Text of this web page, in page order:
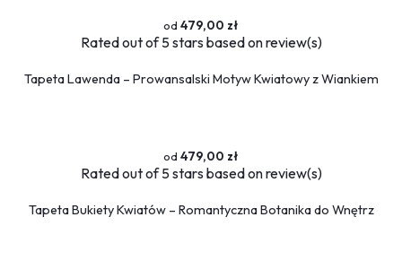
479,00 zł
Ratedout of 5 stars based onreview(s)
Tapeta Lawenda – Prowansalski Motyw Kwiatowy z Wiankiem
479,00 zł
Ratedout of 5 stars based onreview(s)
Tapeta Bukiety Kwiatów – Romantyczna Botanika do Wnętrz